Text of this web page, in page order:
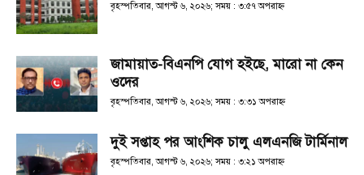
বৃহস্পতিবার, আগস্ট ৬, ২০২৬; সময় : ৩:৫৭ অপরাহ্ণ
জামায়াত-বিএনপি যোগ হইছে, মারো না কেন
ওদের
বৃহস্পতিবার, আগস্ট ৬, ২০২৬; সময় : ৩:৩১ অপরাহ্ণ
দুই সপ্তাহ পর আংশিক চালু এলএনজি টার্মিনাল
বৃহস্পতিবার, আগস্ট ৬, ২০২৬; সময় : ৩:২১ অপরাহ্ণ